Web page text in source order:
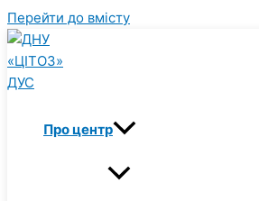
Перейти до вмісту
Про центр